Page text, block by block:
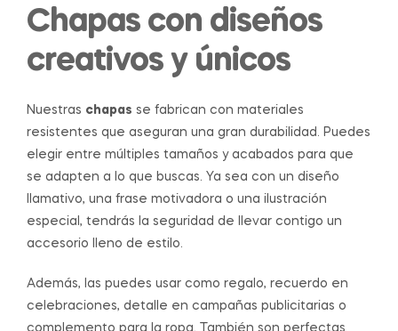
Chapas con diseños
creativos y únicos
Nuestras chapas se fabrican con materiales
resistentes que aseguran una gran durabilidad. Puedes
elegir entre múltiples tamaños y acabados para que
se adapten a lo que buscas. Ya sea con un diseño
llamativo, una frase motivadora o una ilustración
especial, tendrás la seguridad de llevar contigo un
accesorio lleno de estilo.
Además, las puedes usar como regalo, recuerdo en
celebraciones, detalle en campañas publicitarias o
complemento para la ropa. También son perfectas